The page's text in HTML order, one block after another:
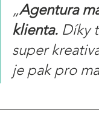
„Agentura
klienta. Díky
super
je pak pro